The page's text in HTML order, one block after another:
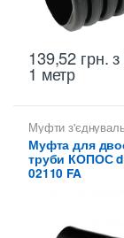
139,52 грн.
1 метр
Муфти
Муфта для
труби КОПОС
02110 FA